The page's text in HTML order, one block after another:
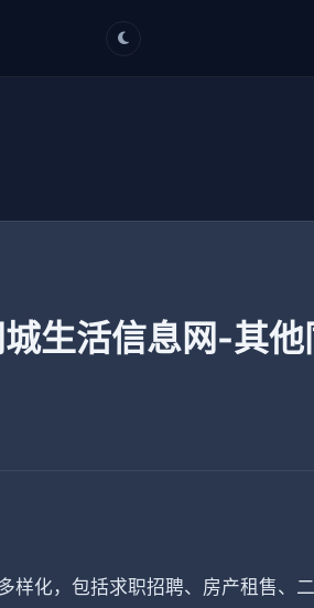
生活信息网-其他
化，包括求职招聘、房产租售、二